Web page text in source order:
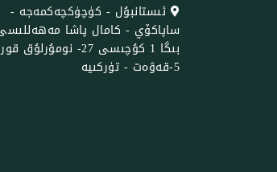
ئىستانبۇل - كۈچۈكچەكمەجە -
ساپاكۆي - كامال پاشا
بىگا 1 كۇچىسى 27-
5-قەۋەت - تۈركىيە